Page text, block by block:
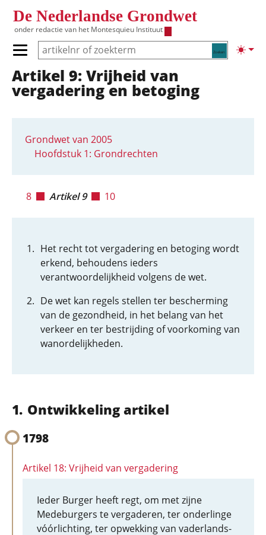
De Nederlandse Grondwet
onder redactie van het Montesquieu Instituut
Zoeken
Primair menu tonen/verbergen
Hoofdnavigatie
Artikel 9: Vrijheid van
vergadering en betoging
Grondwet van 2005
Hoofdstuk 1: Grondrechten
8 Artikel 9 10
Het recht tot vergadering en betoging wordt
erkend, behoudens ieders
verantwoordelijkheid volgens de wet.
De wet kan regels stellen ter bescherming
van de gezondheid, in het belang van het
verkeer en ter bestrijding of voorkoming van
wanordelijkheden.
Ontwikkeling artikel
1798
Artikel 18: Vrijheid van vergadering
Ieder Burger heeft regt, om met zijne
Medeburgers te vergaderen, ter onderlinge
vóórlichting, ter opwekking van vaderlands-